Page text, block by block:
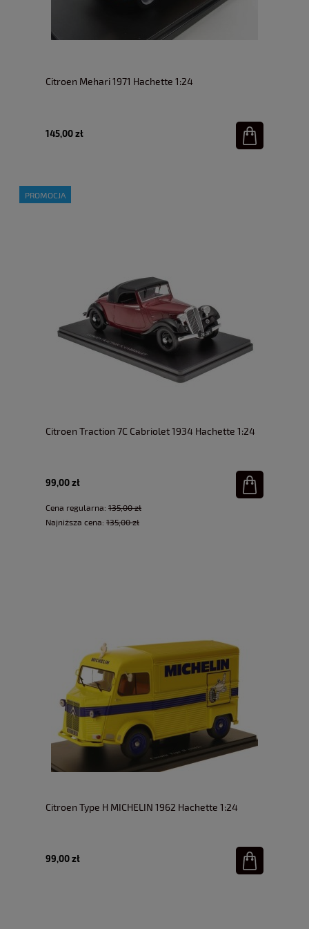
Citroen Mehari 1971 Hachette 1:24
145,00 zł
Citroen Traction 7C Cabriolet 1934 Hachette 1:24
99,00 zł
Cena regularna: 135,00 zł
Najniższa cena: 135,00 zł
PROMOCJA
Citroen Type H MICHELIN 1962 Hachette 1:24
99,00 zł